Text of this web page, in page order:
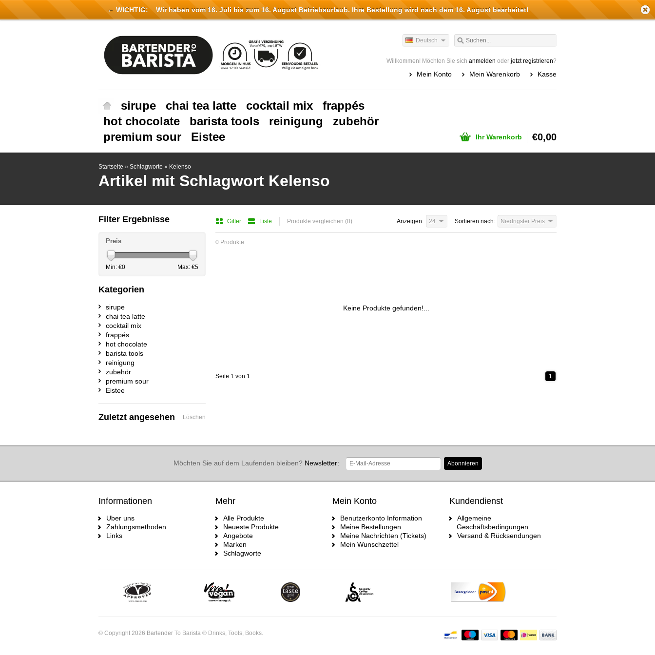
Deutsch
Willkommen! Möchten Sie sich anmelden oder jetzt registrieren?
Mein Konto Mein Warenkorb Kasse
sirupe chai tea latte cocktail mix
frappés
hot chocolate
barista tools reinigung
zubehör
premium sour
Eistee Ihr Warenkorb €0,00
Startseite » Schlagworte » Kelenso
Artikel mit Schlagwort Kelenso
Gitter Liste Produkte vergleichen (0) Sortieren nach: Niedrigster Preis
Anzeigen: 24
0 Produkte
Keine Produkte gefunden!...
Seite 1 von 1 1
Filter Ergebnisse
Preis
Min: €0 Max: €5
Kategorien
sirupe
chai tea latte
cocktail mix
frappés
hot chocolate
barista tools
reinigung
zubehör
premium sour
Eistee
Zuletzt angesehen Löschen
Möchten Sie auf dem Laufenden bleiben?Newsletter: Abonnieren
Informationen
Uber uns
Zahlungsmethoden
Links
Mehr
Alle Produkte
Neueste Produkte
Angebote
Marken
Schlagworte
Mein Konto
Benutzerkonto Information
Meine Bestellungen
Meine Nachrichten (Tickets)
Mein Wunschzettel
Kundendienst
Allgemeine
Geschäftsbedingungen
Versand & Rücksendungen
© Copyright 2026 Bartender To Barista ® Drinks, Tools, Books.
← WICHTIG:Wir haben vom 16. Juli bis zum 16. August Betriebsurlaub. Ihre Bestellung wird nach dem 16. August bearbeitet!